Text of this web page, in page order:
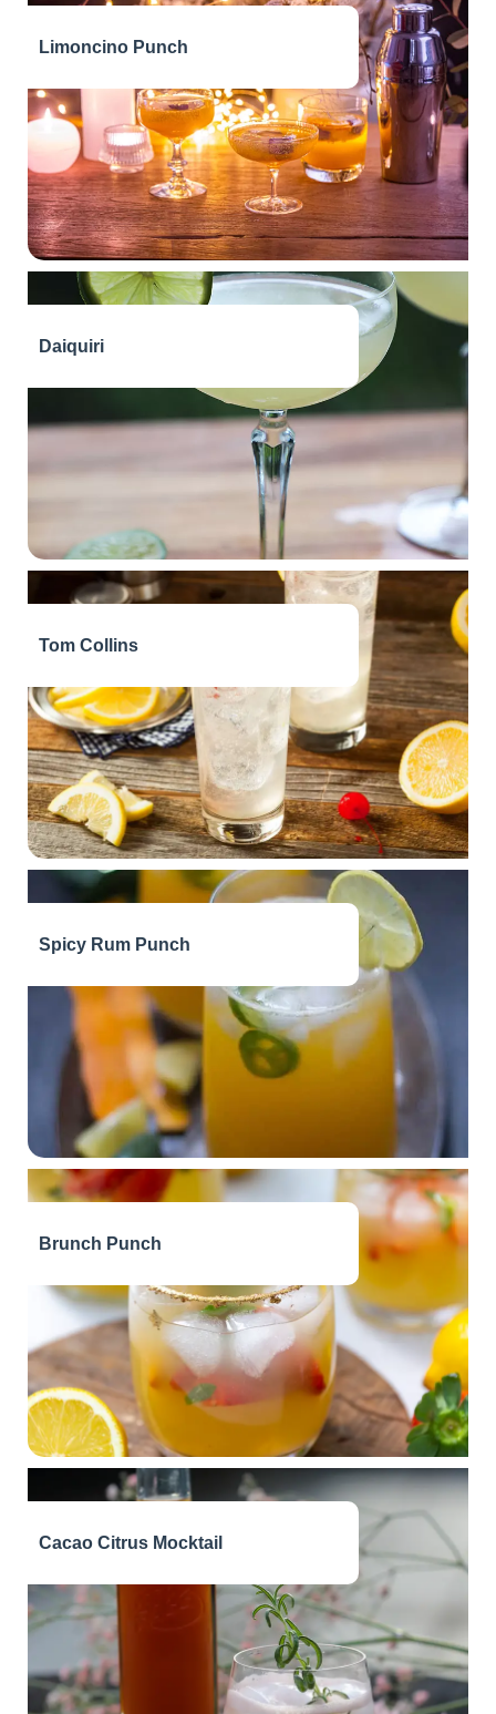
Limoncino Punch
Daiquiri
Tom Collins
Spicy Rum Punch
Brunch Punch
Cacao Citrus Mocktail